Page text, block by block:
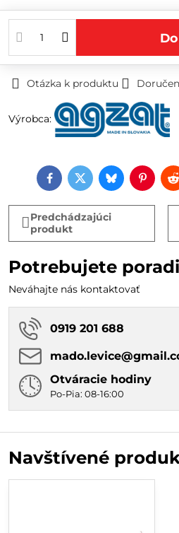
Otázka k produktu
Výrobca:
FacebookTwitterBluesky
Predchádzajúci
produkt
Potrebujete
Neváhajte nás kontaktovať
0919 201 688
Otváracie hodiny
Po-Pia: 08-16:00
Navštívené